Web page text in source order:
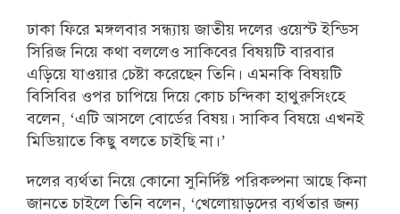
ঢাকা ফিরে মঙ্গলবার সন্ধ্যায় জাতীয় দলের ওয়েস্ট ইন্ডিস
সিরিজ নিয়ে কথা বললেও সাকিবের বিষয়টি বারবার
এড়িয়ে যাওয়ার চেষ্টা করেছেন তিনি। এমনকি বিষয়টি
বিসিবির ওপর চাপিয়ে দিয়ে কোচ চন্দিকা হাথুরুসিংহে
বলেন, ‘এটি আসলে বোর্ডের বিষয়। সাকিব বিষয়ে এখনই
মিডিয়াতে কিছু বলতে চাইছি না।’
দলের ব্যর্থতা নিয়ে কোনো সুনির্দিষ্ট পরিকল্পনা আছে কিনা
জানতে চাইলে তিনি বলেন, ‘খেলোয়াড়দের ব্যর্থতার জন্য